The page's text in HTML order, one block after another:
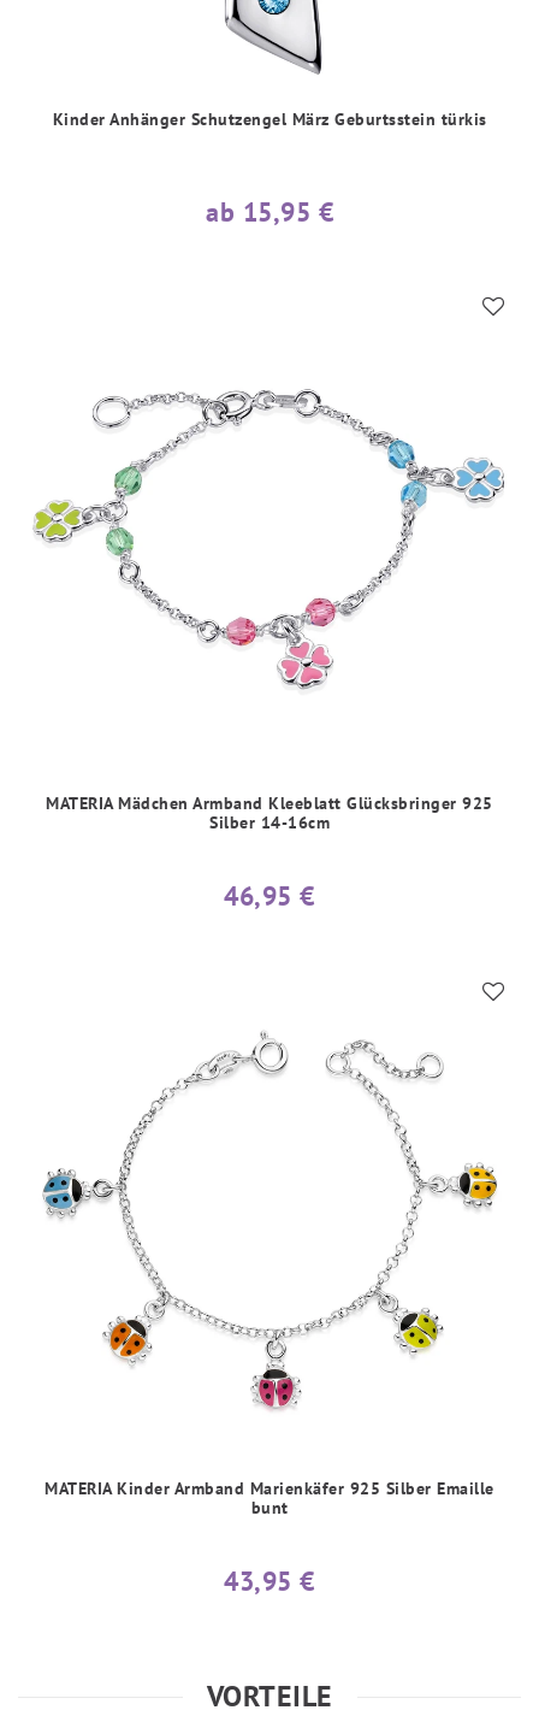
Kinder Anhänger Schutzengel März Geburtsstein türkis
ab 15,95 €
MATERIA Mädchen Armband Kleeblatt Glücksbringer 925
Silber 14-16cm
46,95 €
MATERIA Kinder Armband Marienkäfer 925 Silber Emaille
bunt
43,95 €
VORTEILE